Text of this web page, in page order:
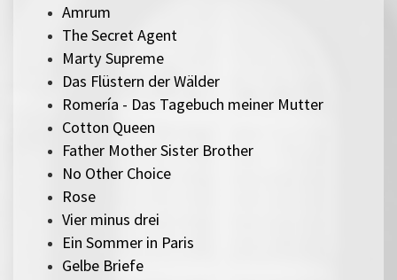
Amrum
The Secret Agent
Marty Supreme
Das Flüstern der Wälder
Romería - Das Tagebuch meiner Mutter
Cotton Queen
Father Mother Sister Brother
No Other Choice
Rose
Vier minus drei
Ein Sommer in Paris
Gelbe Briefe